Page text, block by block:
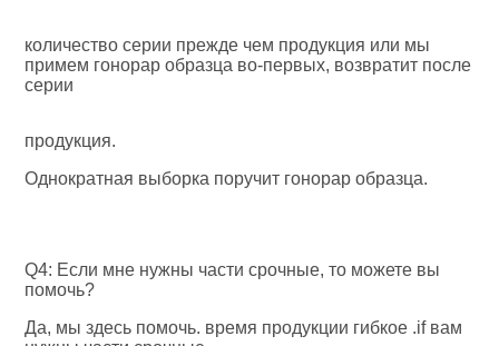
количество серии прежде чем продукция или мы
примем гонорар образца во-первых, возвратит после
серии
продукция.
Однократная выборка поручит гонорар образца.
Q4: Если мне нужны части срочные, то можете вы
помочь?
Да, мы здесь помочь. время продукции гибкое .if вам